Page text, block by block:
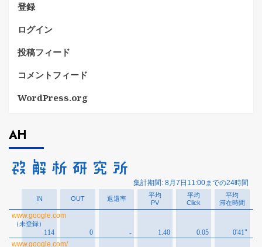
登録
ログイン
投稿フィード
コメントフィード
WordPress.org
AH